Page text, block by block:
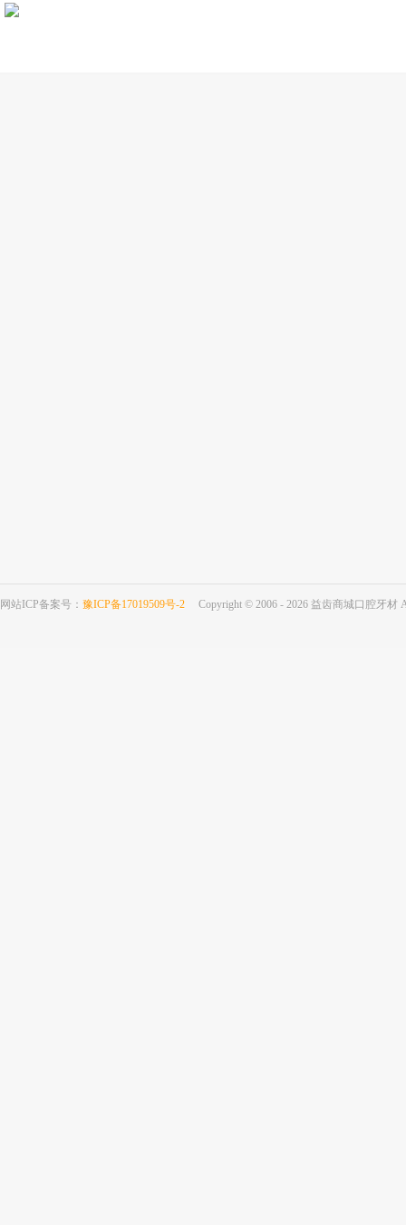
网站ICP备案号： 豫ICP备17019509号-2 Copyright © 2006 - 2026 益齿商城口腔牙材